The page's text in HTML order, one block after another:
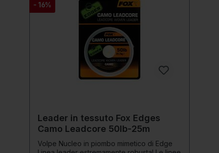
- 16%
Leader in tessuto Fox Edges
Camo Leadcore 50lb-25m
Volpe Nucleo in piombo mimetico di Edge